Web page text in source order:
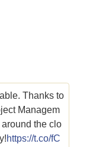
Thanks to
Managem
the clo
https://t.co/fC